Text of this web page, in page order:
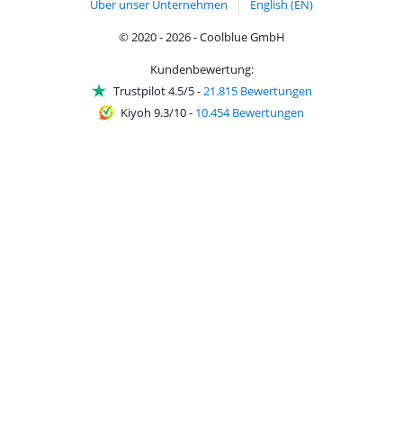
Über unser Unternehmen
English (EN)
© 2020 - 2026 - Coolblue GmbH
Kundenbewertung:
Trustpilot 4.5/5-21.815 Bewertungen
Kiyoh 9.3/10- 10.454 Bewertungen